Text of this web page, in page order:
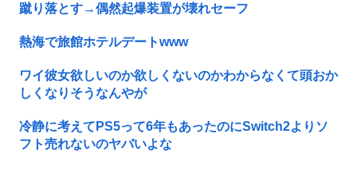
蹴り落とす→偶然起爆装置が壊れセーフ
熱海で旅館ホテルデートwww
ワイ彼女欲しいのか欲しくないのかわからなくて頭おか
しくなりそうなんやが
冷静に考えてPS5って6年もあったのにSwitch2よりソ
フト売れないのヤバいよな